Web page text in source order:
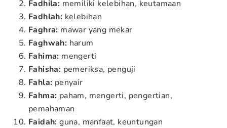
Fadhila: memiliki kelebihan, keutamaan
Fadhlah: kelebihan
Faghra: mawar yang mekar
Faghwah: harum
Fahima: mengerti
Fahisha: pemeriksa, penguji
Fahla: penyair
Fahma: paham, mengerti, pengertian,
pemahaman
Faidah:guna, manfaat, keuntungan